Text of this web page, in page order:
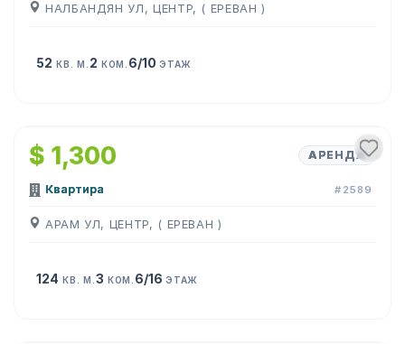
НАЛБАНДЯН УЛ, ЦЕНТР, ( ЕРЕВАН )
52 КВ. М. 2 КОМ. 6/10ЭТАЖ
$ 1,300 АРЕНДА
Квартира #2589
АРАМ УЛ, ЦЕНТР, ( ЕРЕВАН )
124 КВ. М. 3 КОМ. 6/16ЭТАЖ